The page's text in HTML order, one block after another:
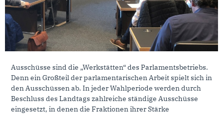
Ausschüsse sind die „Werkstätten“ des Parlamentsbetriebs.
Denn ein Großteil der parlamentarischen Arbeit spielt sich in
den Ausschüssen ab. In jeder Wahlperiode werden durch
Beschluss des Landtags zahlreiche ständige Ausschüsse
eingesetzt, in denen die Fraktionen ihrer Stärke